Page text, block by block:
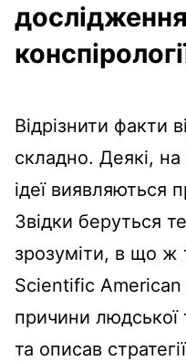
Відрізнити факти
складно. Деякі,
ідеї виявляються
Звідки беруться
зрозуміти, в що ж
Scientific American
причини людської
та описав